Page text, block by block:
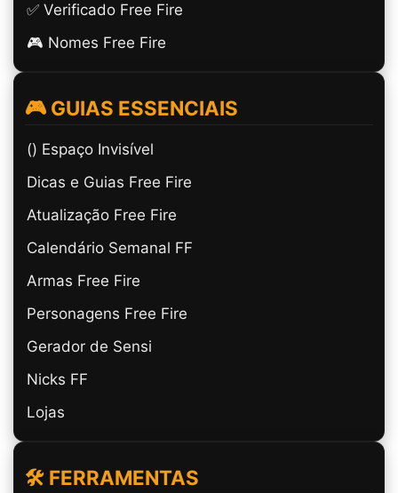
✅ Verificado Free Fire
🎮 Nomes Free Fire
🎮 GUIAS ESSENCIAIS
(ㅤ) Espaço Invisível
Dicas e Guias Free Fire
Atualização Free Fire
Calendário Semanal FF
Armas Free Fire
Personagens Free Fire
Gerador de Sensi
Nicks FF
Lojas
🛠️ FERRAMENTAS